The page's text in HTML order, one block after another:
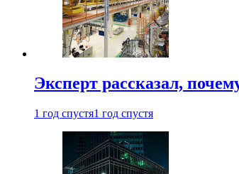
Эксперт рассказал,
1 год спустя1 год спустя